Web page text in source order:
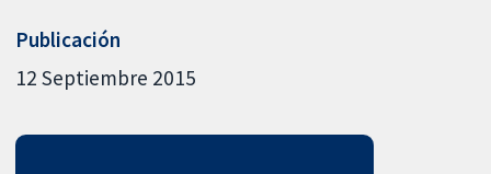
Publicación
12 Septiembre 2015